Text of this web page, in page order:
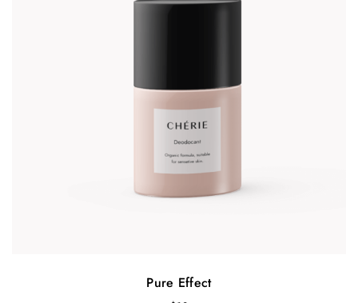
Pure Effect